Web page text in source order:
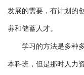
发展的需要，有计划的
养和储蓄人才。
学习的方法是多种多
本科班，但是那时人力